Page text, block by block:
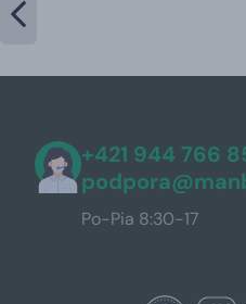
+421 944 766
Po-Pia 8:30-17